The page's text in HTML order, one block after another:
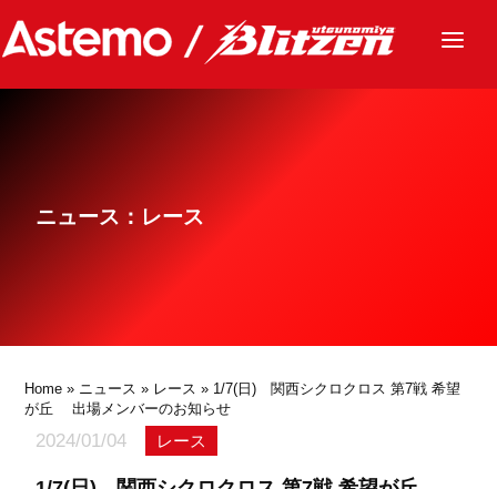
ニュース
グッズ
ニュース：レース
Home » ニュース » レース » 1/7(日) 関西シクロクロス 第7戦 希望
が丘 出場メンバーのお知らせ
2024/01/04 レース